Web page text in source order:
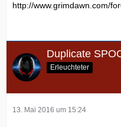
http://www.grimdawn.com/
Duplicate
Erleuchteter
13. Mai 2016 um 15:24